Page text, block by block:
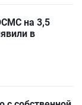
на 3,5
в